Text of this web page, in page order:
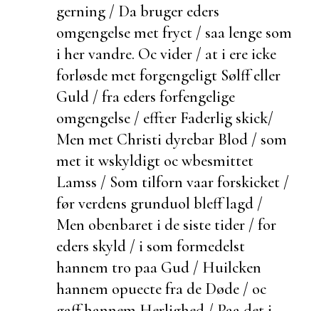
gerning / Da bruger eders
omgengelse met fryct / saa lenge som
i her vandre. Oc vider / at i ere icke
forløsde met forgengeligt Sølff eller
Guld / fra eders forfengelige
omgengelse / effter Faderlig skick/
Men met Christi dyrebar Blod / som
met it wskyldigt oc wbesmittet
Lamss / Som tilforn vaarforskicket /
før verdens grunduol bleff lagd /
Men obenbaret i de siste tider / for
eders skyld / i som formedelst
hannem tro paa Gud / Huilcken
hannem opuecte fra de Døde / oc